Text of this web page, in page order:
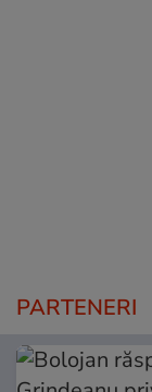
PARTENERI